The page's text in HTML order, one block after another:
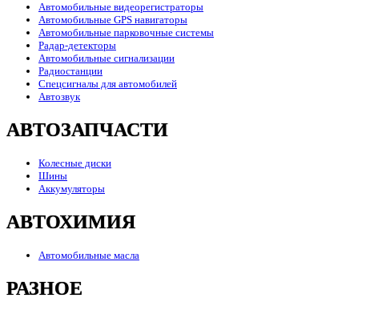
Автомобильные видеорегистраторы
Автомобильные GPS навигаторы
Автомобильные парковочные системы
Радар-детекторы
Автомобильные сигнализации
Радиостанции
Спецсигналы для автомобилей
Автозвук
АВТОЗАПЧАСТИ
Колесные диски
Шины
Аккумуляторы
АВТОХИМИЯ
Автомобильные масла
РАЗНОЕ